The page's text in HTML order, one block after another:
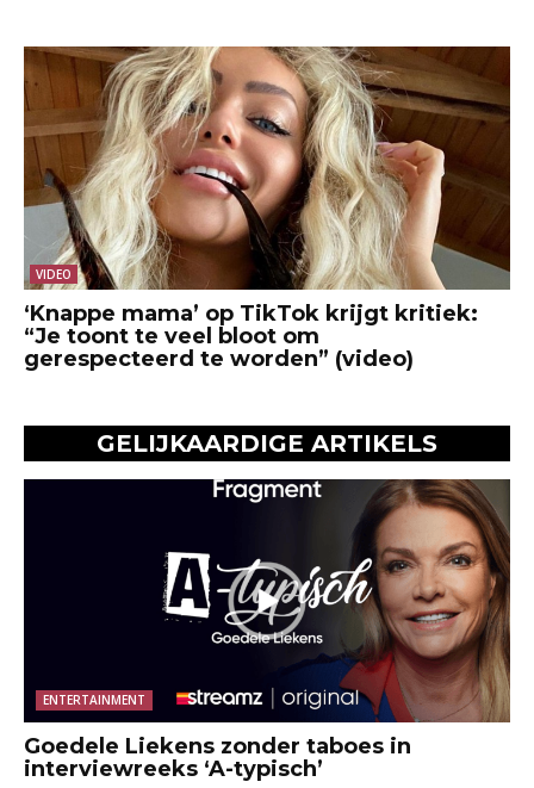
VIDEO
‘Knappe mama’ op TikTok krijgt kritiek:
“Je toont te veel bloot om
gerespecteerd te worden” (video)
GELIJKAARDIGE ARTIKELS
ENTERTAINMENT
Goedele Liekens zonder taboes in
interviewreeks ‘A-typisch’